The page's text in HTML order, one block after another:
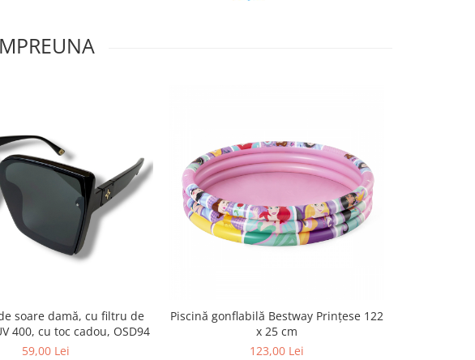
soare damă, cu filtru de
400, cu toc cadou, OSD94
59,00 Lei
Piscină gonflabilă Bestway Prințese 122
x 25 cm
123,00 Lei